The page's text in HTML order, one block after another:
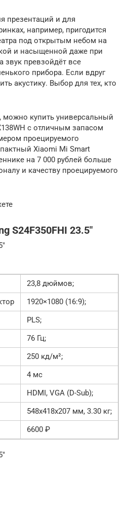
презентаций и для
например, пригодится
под открытым небом на
и насыщенной даже при
превзойдёт все
прибора. Если вдруг
акустику. Выбор для тех, кто
можно купить универсальный
с отличным запасом
проецируемого
Xiaomi Mi Smart
на 7 000 рублей больше
и качеству проецируемого
S24F350FHI 23.5″
23,8 дюймов;
1920×1080 (16:9);
PLS;
76 Гц;
250 кд/м²;
4 мс
HDMI, VGA (D-Sub);
548x418x207 мм, 3.30 кг;
6600 ₽